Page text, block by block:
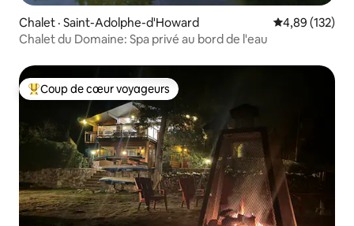
Chalet · Saint-Adolphe-d'Howard Note
4,89 (132)
Chalet du Domaine: Spa privé au bord de l'eau
Coup de cœur voyageurs parmi les plus aimés
Coup de cœur voyageurs